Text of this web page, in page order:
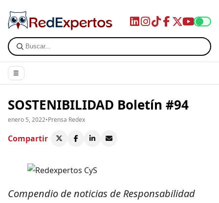
☰
SOSTENIBILIDAD Boletín #94
enero 5, 2022•Prensa Redex
Compartir
Compendio de noticias de Responsabilidad